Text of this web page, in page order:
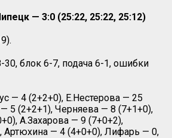
— 3:0 (25:22, 25:22, 25:12)
30, блок 6-7, подача 6-1, ошибки
— 4 (2+2+0), Е.Нестерова — 25
5 (2+2+1), Черняева — 8 (7+1+0),
А.Захарова — 9 (7+0+2),
Артюхина — 4 (4+0+0), Лифарь — 0,